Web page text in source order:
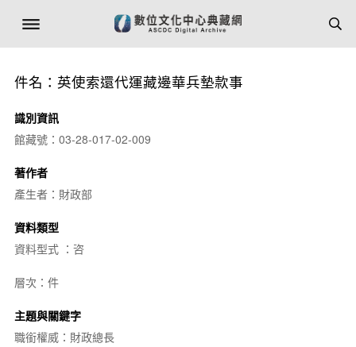
件名：英使索還代運藏邊華兵墊款事
識別資訊
館藏號：03-28-017-02-009
著作者
產生者：財政部
資料類型
資料型式 ：咨
層次：件
主題與關鍵字
職銜權威：財政總長